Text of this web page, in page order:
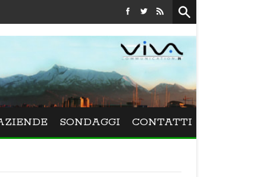
Festival La Versiliana - La direttrice lucchese Beatrice Venezi
SONDAGGI CONTATTI